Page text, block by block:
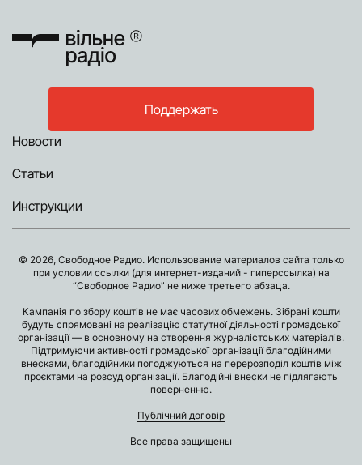
Поддержать
Новости
Статьи
Инструкции
© 2026, Свободное Радио. Использование материалов сайта только
при условии ссылки (для интернет-изданий - гиперссылка) на
“Свободное Радио” не ниже третьего абзаца.
Кампанія по збору коштів не має часових обмежень. Зібрані кошти
будуть спрямовані на реалізацію статутної діяльності громадської
організації — в основному на створення журналістських матеріалів.
Підтримуючи активності громадської організації благодійними
внесками, благодійники погоджуються на перерозподіл коштів між
проєктами на розсуд організації. Благодійні внески не підлягають
поверненню.
Публічний договір
Все права защищены